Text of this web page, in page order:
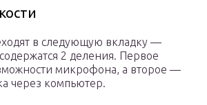
в следующую вкладку —
2 деления. Первое
микрофона, а второе —
через компьютер.